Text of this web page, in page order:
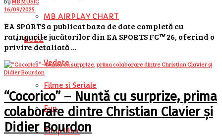
MB AIRPLAY CHART
BUZZ
Vedete
Filme si Seriale
Fun
Timp liber
16/09/2025
EA SPORTS a publicat baza de date completă cu
ratingurile jucătorilor din EA SPORTS FC™ 26, oferind o
privire detaliată ...
“Cocorico” – Nuntă cu surprize, prima
colaborare dintre Christian Clavier și
Didier Bourdon